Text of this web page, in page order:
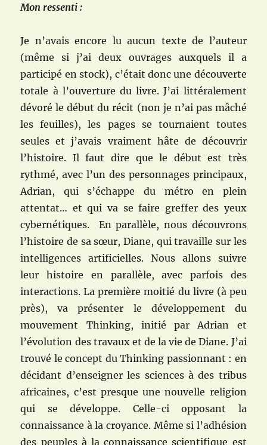
Mon ressenti :
Je n’avais encore lu aucun texte de l’auteur
(même si j’ai deux ouvrages auxquels il a
participé en stock), c’était donc une découverte
totale à l’ouverture du livre. J’ai littéralement
dévoré le début du récit (non je n’ai pas mâché
les feuilles), les pages se tournaient toutes
seules et j’avais vraiment hâte de découvrir
l’histoire. Il faut dire que le début est très
rythmé, avec l’un des personnages principaux,
Adrian, qui s’échappe du métro en plein
attentat… et qui va se faire greffer des yeux
cybernétiques. En parallèle, nous découvrons
l’histoire de sa sœur, Diane, qui travaille sur les
intelligences artificielles. Nous allons suivre
leur histoire en parallèle, avec parfois des
interactions. La première moitié du livre (à peu
près), va présenter le développement du
mouvement Thinking, initié par Adrian et
l’évolution des travaux et de la vie de Diane. J’ai
trouvé le concept du Thinking passionnant : en
décidant d’enseigner les sciences à des tribus
africaines, c’est presque une nouvelle religion
qui se développe. Celle-ci opposant la
connaissance à la croyance. Même si l’adhésion
des peuples à la connaissance scientifique est